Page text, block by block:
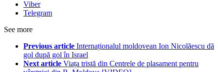
Viber
Telegram
See more
Previous article Internaționalul moldovean Ion Nicolăescu dă
gol după gol în Israel
Next article Viața tristă din Centrele de plasament pentru